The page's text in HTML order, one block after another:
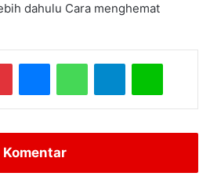
dahulu Cara menghemat
PinterestMessengerWhatsAppTelegramLine
Komentar